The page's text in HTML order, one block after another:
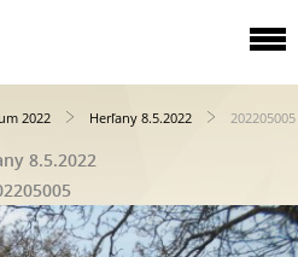
2022 Herľany 8.5.2022 202205005
8.5.2022